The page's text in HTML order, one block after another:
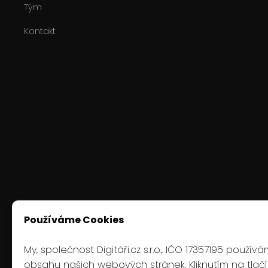
Tým
Kontakt
Používáme Cookies
My, společnost Digitáři.cz s.r.o., IČO 17357195
obsahu našich webových stránek. Kliknutím na